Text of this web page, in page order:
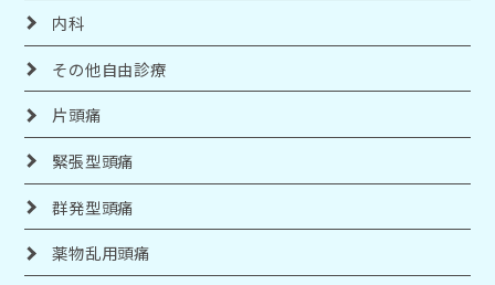
内科
その他自由診療
片頭痛
緊張型頭痛
群発型頭痛
薬物乱用頭痛